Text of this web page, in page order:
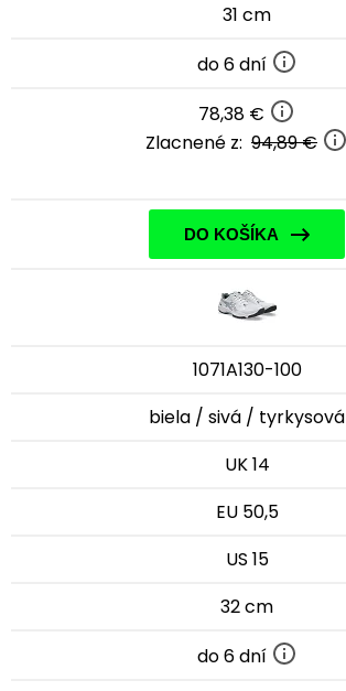
31 cm
do 6 dní
78,38 €
Zlacnené z: 94,89 €
DO KOŠÍKA
1071A130-100
biela / sivá / tyrkysová
UK 14
EU 50,5
US 15
32 cm
do 6 dní